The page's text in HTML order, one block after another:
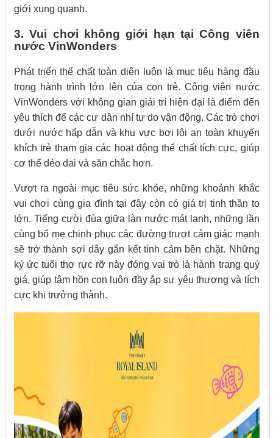
giới xung quanh.
3. Vui chơi không giới hạn tại Công viên
nước VinWonders
Phát triển thể chất toàn diện luôn là mục tiêu hàng đầu
trong hành trình lớn lên của con trẻ. Công viên nước
VinWonders với không gian giải trí hiện đại là điểm đến
yêu thích để các cư dân nhí tự do vận động. Các trò chơi
dưới nước hấp dẫn và khu vực bơi lội an toàn khuyến
khích trẻ tham gia các hoạt động thể chất tích cực, giúp
cơ thể dẻo dai và săn chắc hơn.
Vượt ra ngoài mục tiêu sức khỏe, những khoảnh khắc
vui chơi cùng gia đình tại đây còn có giá trị tinh thần to
lớn. Tiếng cười đùa giữa làn nước mát lạnh, những lần
cùng bố mẹ chinh phục các đường trượt cảm giác mạnh
sẽ trở thành sợi dây gắn kết tình cảm bền chặt. Những
ký ức tuổi thơ rực rỡ này đóng vai trò là hành trang quý
giá, giúp tâm hồn con luôn đầy ắp sự yêu thương và tích
cực khi trưởng thành.